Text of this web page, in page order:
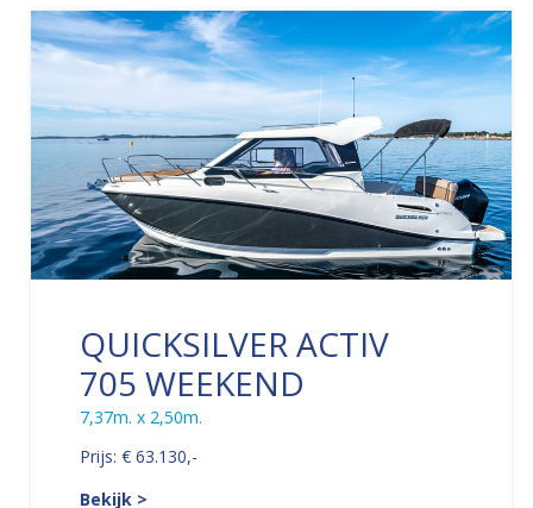
QUICKSILVER ACTIV
705 WEEKEND
7,37m. x 2,50m.
Prijs: € 63.130,-
Bekijk >